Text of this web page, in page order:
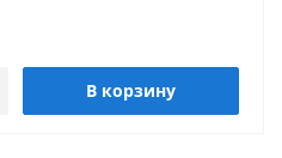
груза.
В корзину